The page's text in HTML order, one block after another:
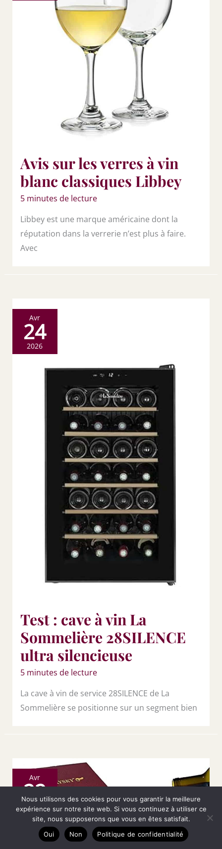
Avis sur les verres à vin
blanc classiques Libbey
5 minutes de lecture
Libbey est une marque américaine dont la
réputation dans la verrerie n’est plus à faire.
Avec
Avr
24
2026
Test : cave à vin La
Sommelière 28SILENCE
ultra silencieuse
5 minutes de lecture
La cave à vin de service 28SILENCE de La
Sommelière se positionne sur un segment bien
Avr
22
2026
Nous utilisons des cookies pour vous garantir la meilleure
expérience sur notre site web. Si vous continuez à utiliser ce
site, nous supposerons que vous en êtes satisfait.
Oui
Non Politique de confidentialité